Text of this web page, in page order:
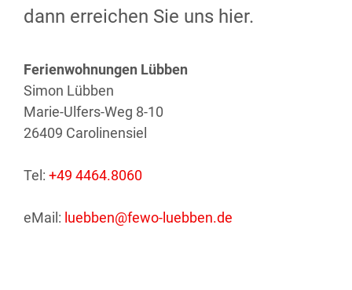
dann erreichen Sie uns hier.
Ferienwohnungen Lübben
Simon Lübben
Marie-Ulfers-Weg 8-10
26409 Carolinensiel
Tel: +49 4464.8060
eMail: luebben@fewo-luebben.de